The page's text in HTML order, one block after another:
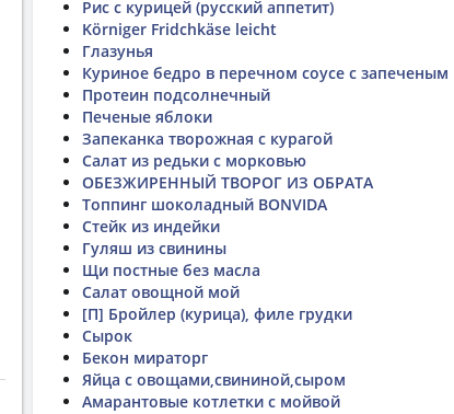
Рис с курицей (русский аппетит)
Körniger Fridchkäse leicht
Глазунья
Куриное бедро в перечном соусе с
Протеин подсолнечный
Печеные яблоки
Запеканка творожная с курагой
Салат из редьки с морковью
ОБЕЗЖИРЕННЫЙ ТВОРОГ ИЗ ОБРАТА
Топпинг шоколадный BONVIDA
Стейк из индейки
Гуляш из свинины
Щи постные без масла
Салат овощной мой
[П] Бройлер (курица), филе грудки
Сырок
Бекон мираторг
Яйца с овощами,свининой,сыром
Амарантовые котлетки с мойвой